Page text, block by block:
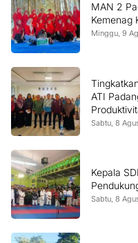
MAN 2
Kemenag
Minggu, 9
ATI
Sabtu, 8
Kepala
Sabtu, 8